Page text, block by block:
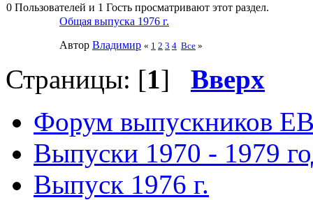
0 Пользователей и 1 Гость просматривают этот раздел.
Общая выпуска 1976 г.
Автор Влaдимир « 1 2 3 4 Все »
Страницы: [1] Вверх
Форум выпускников
Выпуски 1970 - 1979
Выпуск 1976 г.